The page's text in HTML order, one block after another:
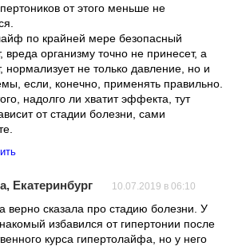
от этого меньше не
по крайней мере безопасный
вреда организму точно не принесет, а
нормализует не только давление, но и
если, конечно, применять правильно.
надолго ли хватит эффекта, тут
от стадии болезни, сами
Екатеринбург 10.07.2019 в 06:10
верно сказала про стадию болезни. У
избавился от гипертонии после
курса гипертолайфа, но у него